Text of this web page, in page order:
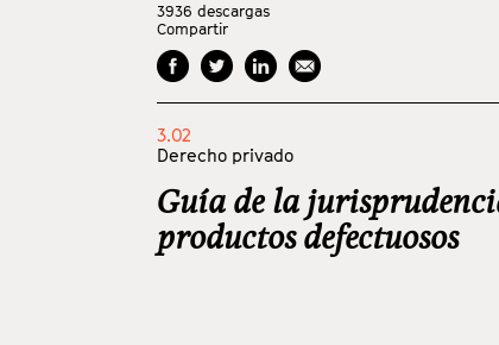
3936 descargas
Compartir
3.02
Derecho privado
Guía de la
productos defectuosos